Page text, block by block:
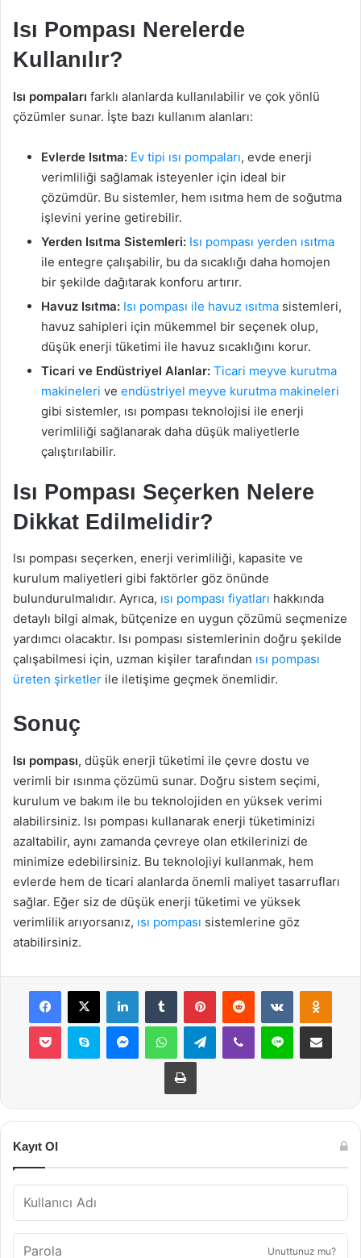
Isı Pompası Nerelerde
Kullanılır?
Isı pompaları farklı alanlarda kullanılabilir ve çok yönlü
çözümler sunar. İşte bazı kullanım alanları:
Evlerde Isıtma: Ev tipi ısı pompaları, evde enerji
verimliliği sağlamak isteyenler için ideal bir
çözümdür. Bu sistemler, hem ısıtma hem de soğutma
işlevini yerine getirebilir.
Yerden Isıtma Sistemleri: Isı pompası yerden ısıtma
ile entegre çalışabilir, bu da sıcaklığı daha homojen
bir şekilde dağıtarak konforu artırır.
Havuz Isıtma: Isı pompası ile havuz ısıtma sistemleri,
havuz sahipleri için mükemmel bir seçenek olup,
düşük enerji tüketimi ile havuz sıcaklığını korur.
Ticari ve Endüstriyel Alanlar: Ticari meyve kurutma
makineleri ve endüstriyel meyve kurutma makineleri
gibi sistemler, ısı pompası teknolojisi ile enerji
verimliliği sağlanarak daha düşük maliyetlerle
çalıştırılabilir.
Isı Pompası Seçerken Nelere
Dikkat Edilmelidir?
Isı pompası seçerken, enerji verimliliği, kapasite ve
kurulum maliyetleri gibi faktörler göz önünde
bulundurulmalıdır. Ayrıca, ısı pompası fiyatları hakkında
detaylı bilgi almak, bütçenize en uygun çözümü seçmenize
yardımcı olacaktır. Isı pompası sistemlerinin doğru şekilde
çalışabilmesi için, uzman kişiler tarafından ısı pompası
üreten şirketler ile iletişime geçmek önemlidir.
Sonuç
Isı pompası, düşük enerji tüketimi ile çevre dostu ve
verimli bir ısınma çözümü sunar. Doğru sistem seçimi,
kurulum ve bakım ile bu teknolojiden en yüksek verimi
alabilirsiniz. Isı pompası kullanarak enerji tüketiminizi
azaltabilir, aynı zamanda çevreye olan etkilerinizi de
minimize edebilirsiniz. Bu teknolojiyi kullanmak, hem
evlerde hem de ticari alanlarda önemli maliyet tasarrufları
sağlar. Eğer siz de düşük enerji tüketimi ve yüksek
verimlilik arıyorsanız, ısı pompası sistemlerine göz
atabilirsiniz.
Facebook
X LinkedInTumblr PinterestReddit VKontakte
Pocket Skype MessengerWhatsAppTelegramViber Line E-Posta ile
Yazdır
Kayıt Ol
Unuttunuz mu?